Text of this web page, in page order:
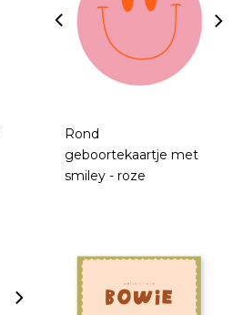
Rond
geboortekaartje met
smiley - roze